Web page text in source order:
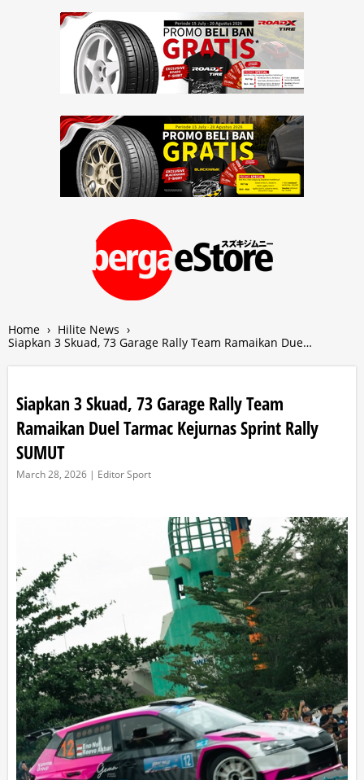
Home › Hilite News ›
Siapkan 3 Skuad, 73 Garage Rally Team Ramaikan Due…
Siapkan 3 Skuad, 73 Garage Rally Team
Ramaikan Duel Tarmac Kejurnas Sprint Rally
SUMUT
March 28, 2026 | Editor Sport